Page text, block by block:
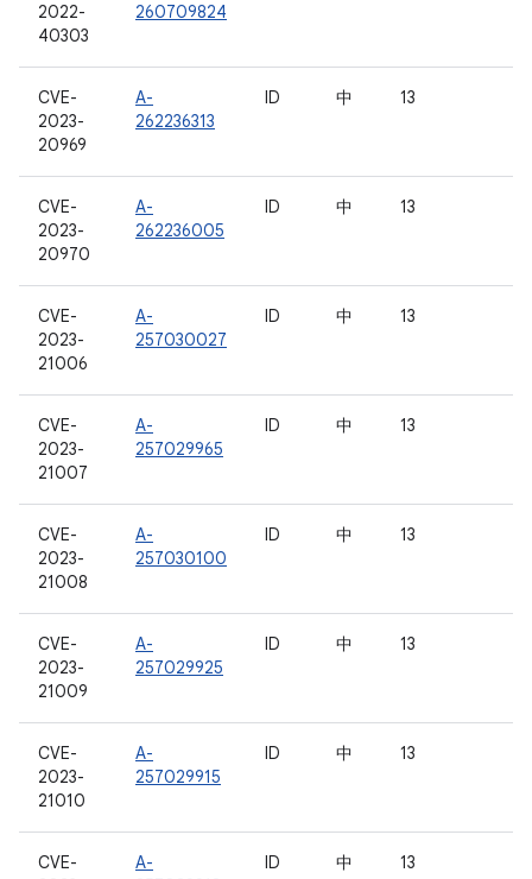
2022-
40303
260709824
CVE-
2023-
20969
A-
262236313
ID 中 13
CVE-
2023-
20970
A-
262236005
ID 中 13
CVE-
2023-
21006
A-
257030027
ID 中 13
CVE-
2023-
21007
A-
257029965
ID 中 13
CVE-
2023-
21008
A-
257030100
ID 中 13
CVE-
2023-
21009
A-
257029925
ID 中 13
CVE-
2023-
21010
A-
257029915
ID 中 13
CVE-
A-
ID 中 13